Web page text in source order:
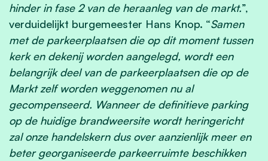
hinder in fase 2 van de heraanleg van de markt.”,
verduidelijkt burgemeester Hans Knop. “Samen
met de parkeerplaatsen die op dit moment tussen
kerk en dekenij worden aangelegd, wordt een
belangrijk deel van de parkeerplaatsen die op de
Markt zelf worden weggenomen nu al
gecompenseerd. Wanneer de definitieve parking
op de huidige brandweersite wordt heringericht
zal onze handelskern dus over aanzienlijk meer en
beter georganiseerde parkeerruimte beschikken